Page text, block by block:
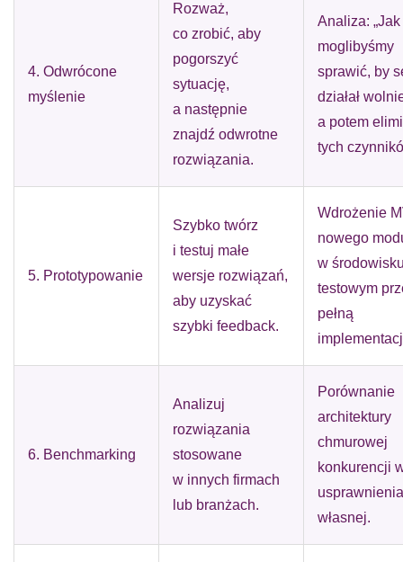
4. Odwrócone
myślenie
Rozważ,
co zrobić, aby
pogorszyć
sytuację,
a następnie
znajdź odwrotne
rozwiązania.
Analiza: „Jak
moglibyśmy
sprawić, by
działał
a potem
tych
5. Prototypowanie
Szybko twórz
i testuj małe
wersje rozwiązań,
aby uzyskać
szybki feedback.
Wdrożenie
nowego
w
testowym
pełną
6. Benchmarking
Analizuj
rozwiązania
stosowane
w innych firmach
lub branżach.
Porównanie
architektury
chmurowej
konkurencji
usprawnienia
własnej.